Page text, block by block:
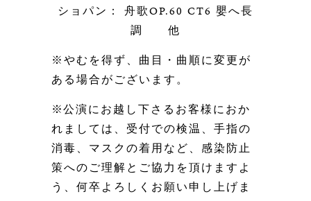
ショパン： 舟歌OP.60 CT6 嬰へ長
調 他
※やむを得ず、曲目・曲順に変更が
ある場合がございます。
※公演にお越し下さるお客様におか
れましては、 受付での検温、手指の
消毒、マスクの着用など、 感染防止
策へのご理解とご協力を頂けますよ
う、何卒よろしくお願い申し上げま